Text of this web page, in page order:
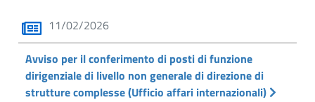
11/02/2026
Avviso per il conferimento di posti di funzione
dirigenziale di livello non generale di direzione di
strutture complesse (Ufficio affari internazionali)